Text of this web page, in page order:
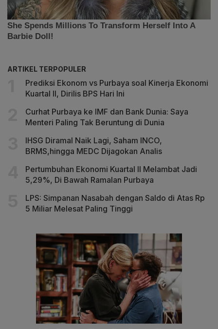
ARTIKEL TERPOPULER
Prediksi Ekonom vs Purbaya soal Kinerja Ekonomi
Kuartal II, Dirilis BPS Hari Ini
Curhat Purbaya ke IMF dan Bank Dunia: Saya
Menteri Paling Tak Beruntung di Dunia
IHSG Diramal Naik Lagi, Saham INCO,
BRMS,hingga MEDC Dijagokan Analis
Pertumbuhan Ekonomi Kuartal II Melambat Jadi
5,29%, Di Bawah Ramalan Purbaya
LPS: Simpanan Nasabah dengan Saldo di Atas Rp
5 Miliar Melesat Paling Tinggi